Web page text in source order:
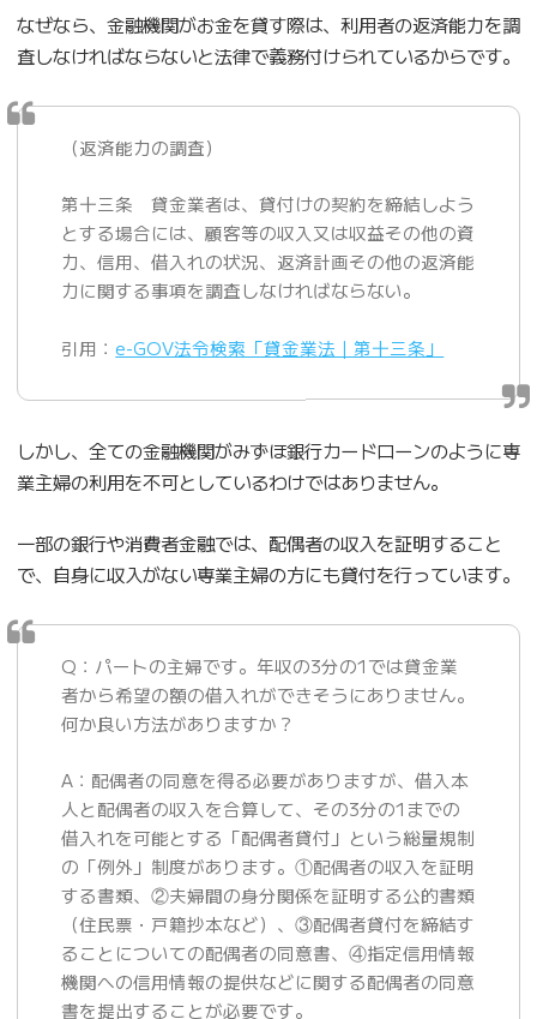
なぜなら、金融機関がお金を貸す際は、利用者の返済能力を調
査しなければならないと法律で義務付けられているからです。
（返済能力の調査）
第十三条 貸金業者は、貸付けの契約を締結しよう
とする場合には、顧客等の収入又は収益その他の資
力、信用、借入れの状況、返済計画その他の返済能
力に関する事項を調査しなければならない。
引用：e-GOV法令検索「貸金業法｜第十三条」
しかし、全ての金融機関がみずほ銀行カードローンのように専
業主婦の利用を不可としているわけではありません。
一部の銀行や消費者金融では、配偶者の収入を証明すること
で、自身に収入がない専業主婦の方にも貸付を行っています。
Q：パートの主婦です。年収の3分の1では貸金業
者から希望の額の借入れができそうにありません。
何か良い方法がありますか？
A：配偶者の同意を得る必要がありますが、借入本
人と配偶者の収入を合算して、その3分の1までの
借入れを可能とする「配偶者貸付」という総量規制
の「例外」制度があります。①配偶者の収入を証明
する書類、②夫婦間の身分関係を証明する公的書類
（住民票・戸籍抄本など）、③配偶者貸付を締結す
ることについての配偶者の同意書、④指定信用情報
機関への信用情報の提供などに関する配偶者の同意
書を提出することが必要です。